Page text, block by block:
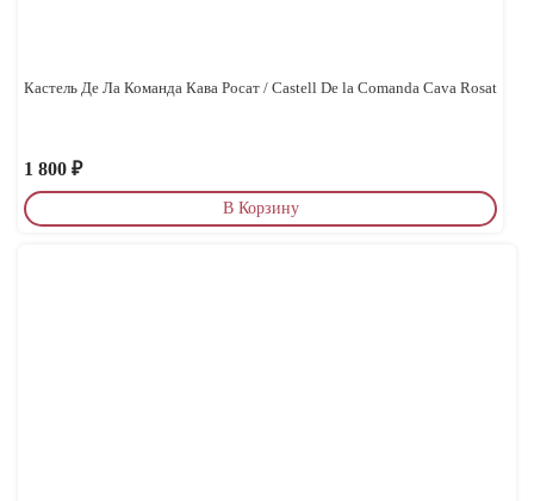
Кастель Де Ла Команда Кава Росат / Castell De la Comanda Cava Rosat
1 800 ₽
В Корзину